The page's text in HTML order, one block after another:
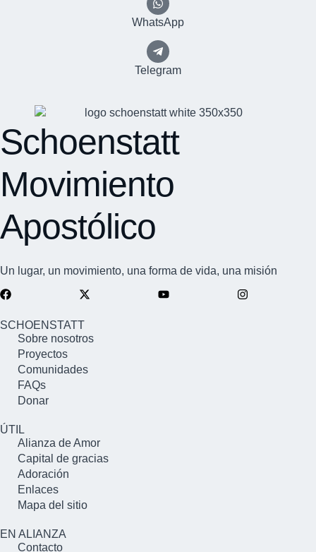
WhatsApp
Telegram
Schoenstatt
Movimiento
Apostólico
Un lugar, un movimiento, una forma de vida, una misión
SCHOENSTATT
Sobre nosotros
Proyectos
Comunidades
FAQs
Donar
ÚTIL
Alianza de Amor
Capital de gracias
Adoración
Enlaces
Mapa del sitio
EN ALIANZA
Contacto